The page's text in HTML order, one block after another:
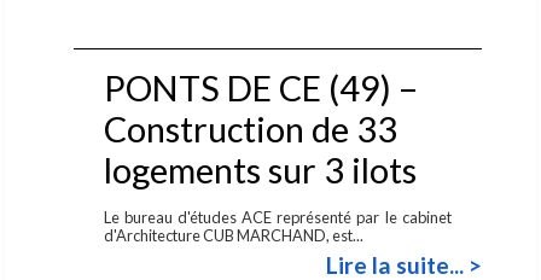
PONTS DE CE (49) –
Construction de 33
logements sur 3 ilots
Le bureau d'études ACE représenté par le cabinet
d'Architecture CUB MARCHAND, est...
Lire la suite... >